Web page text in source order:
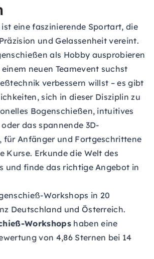
eine faszinierende Sportart, die
und Gelassenheit vereint.
als Hobby ausprobieren
neuen Teamevent suchst
verbessern willst – es gibt
sich in dieser Disziplin zu
Bogenschießen, intuitives
das spannende 3D-
für Anfänger und Fortgeschrittene
Kurse. Erkunde die Welt des
und finde das richtige Angebot in
Workshops in 20
Deutschland und Österreich.
Workshopshaben eine
von 4,86 Sternen bei 14